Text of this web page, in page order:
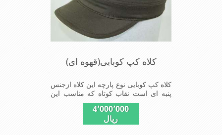
کلاه کپ کوبایی(قهوه ای)
کلاه کپ کوبایی نوع پارچه این کلاه ازجنس
پنبه ای است نقاب کوتاه که مناسب این
شکل ازکلاه است شیک و مناسب افراد
خوش پوش جنس عالی ,دوخت مناسب ,
سبکی, خوش فرمی از دیگر خصوصیات
4٬000٬000
ریال